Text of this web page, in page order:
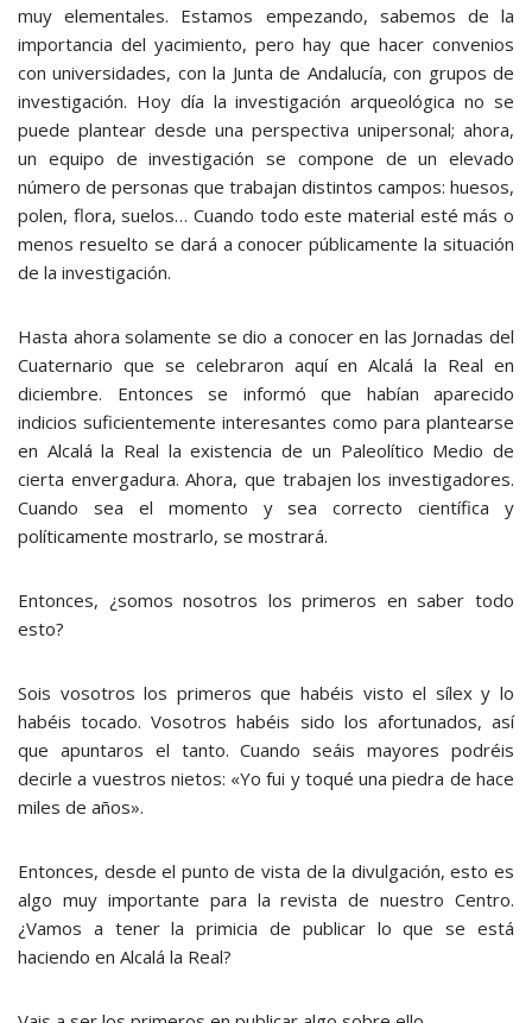
muy elementales. Estamos empezando, sabemos de la
importancia del yacimiento, pero hay que hacer convenios
con universidades, con la Junta de Andalucía, con grupos de
investigación. Hoy día la investigación arqueológica no se
puede plantear desde una perspectiva unipersonal; ahora,
un equipo de investigación se compone de un elevado
número de personas que trabajan distintos campos: huesos,
polen, flora, suelos… Cuando todo este material esté más o
menos resuelto se dará a conocer públicamente la situación
de la investigación.
Hasta ahora solamente se dio a conocer en las Jornadas del
Cuaternario que se celebraron aquí en Alcalá la Real en
diciembre. Entonces se informó que habían aparecido
indicios suficientemente interesantes como para plantearse
en Alcalá la Real la existencia de un Paleolítico Medio de
cierta envergadura. Ahora, que trabajen los investigadores.
Cuando sea el momento y sea correcto científica y
políticamente mostrarlo, se mostrará.
Entonces, ¿somos nosotros los primeros en saber todo
esto?
Sois vosotros los primeros que habéis visto el sílex y lo
habéis tocado. Vosotros habéis sido los afortunados, así
que apuntaros el tanto. Cuando seáis mayores podréis
decirle a vuestros nietos: «Yo fui y toqué una piedra de hace
miles de años».
Entonces, desde el punto de vista de la divulgación, esto es
algo muy importante para la revista de nuestro Centro.
¿Vamos a tener la primicia de publicar lo que se está
haciendo en Alcalá la Real?